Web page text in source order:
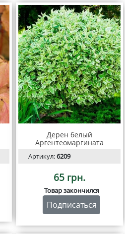
Дерен белый
Аргентеомаргината
Артикул:6209
65 грн.
Товар закончился
Подписаться